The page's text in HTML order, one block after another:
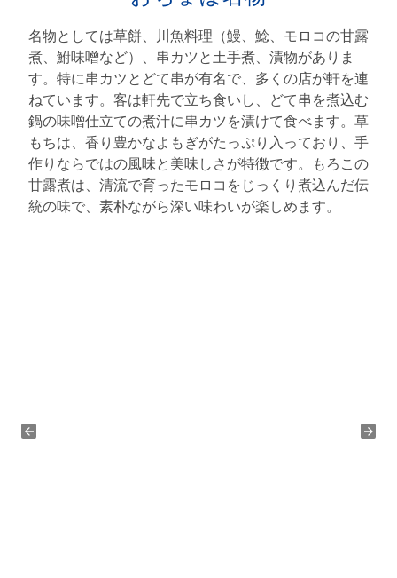
名物としては草餅、川魚料理（鰻、鯰、モロコの甘露
煮、鮒味噌など）、串カツと土手煮、漬物がありま
す。特に串カツとどて串が有名で、多くの店が軒を連
ねています。客は軒先で立ち食いし、どて串を煮込む
鍋の味噌仕立ての煮汁に串カツを漬けて食べます。草
もちは、香り豊かなよもぎがたっぷり入っており、手
作りならではの風味と美味しさが特徴です。もろこの
甘露煮は、清流で育ったモロコをじっくり煮込んだ伝
統の味で、素朴ながら深い味わいが楽しめます。